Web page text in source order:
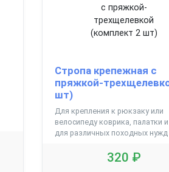
Стропа крепежная с
пряжкой-
шт)
Для крепления к рюкзаку или
велосипеду коврика, палатки и
для различных походных нужд
320 ₽